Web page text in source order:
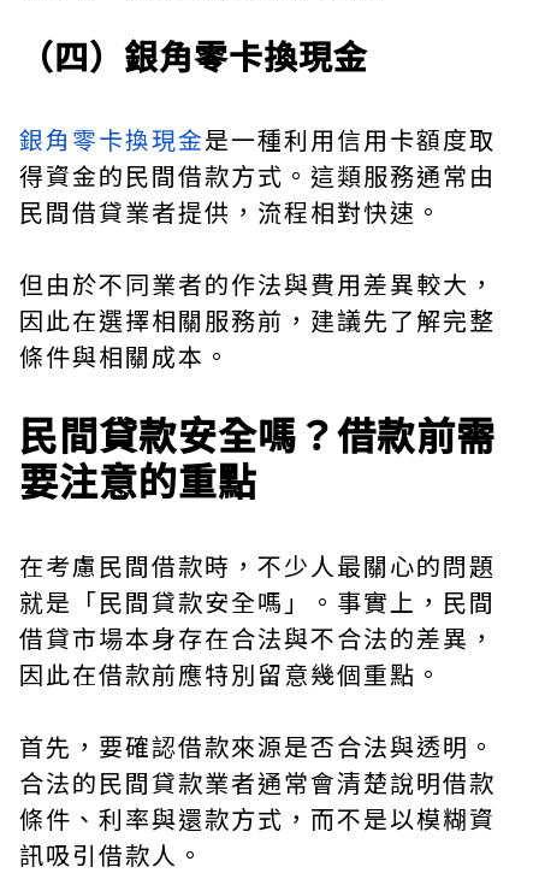
（四）銀角零卡換現金
銀角零卡換現金是一種利用信用卡額度取
得資金的民間借款方式。這類服務通常由
民間借貸業者提供，流程相對快速。
但由於不同業者的作法與費用差異較大，
因此在選擇相關服務前，建議先了解完整
條件與相關成本。
民間貸款安全嗎？借款前需
要注意的重點
在考慮民間借款時，不少人最關心的問題
就是「民間貸款安全嗎」。事實上，民間
借貸市場本身存在合法與不合法的差異，
因此在借款前應特別留意幾個重點。
首先，要確認借款來源是否合法與透明。
合法的民間貸款業者通常會清楚說明借款
條件、利率與還款方式，而不是以模糊資
訊吸引借款人。